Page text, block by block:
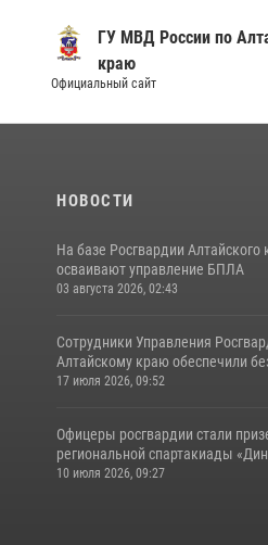
ГУ МВД России по
краю
Официальный сайт
НОВОСТИ
На базе Росгвардии Алтайского
осваивают управление БПЛА
03 августа 2026, 02:43
Сотрудники Управления
Алтайскому краю обеспечили
17 июля 2026, 09:52
Офицеры росгвардии стали
региональной спартакиады
10 июля 2026, 09:27